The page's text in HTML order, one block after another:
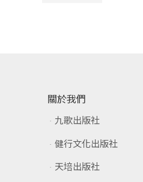
關於我們
九歌出版社
健行文化出版社
天培出版社